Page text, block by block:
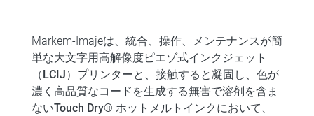
Markem-Imajeは、 統合、 操作、
メンテナンスが簡
単な大文字用高解像度ピエゾ式インクジェット
（LCIJ） プリンターと、接触すると凝固し、色が
濃く高品質なコードを生成する無害で溶剤を含ま
ないTouch Dry® ホットメルトインクにおいて、